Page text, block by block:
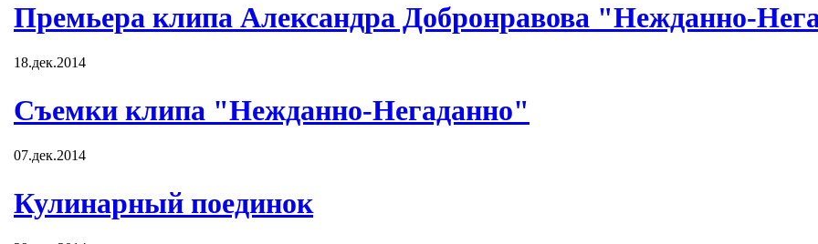
Премьера клипа Александра Добронравова "Нежданно-
18.дек.2014
Съемки клипа "Нежданно-Негаданно"
07.дек.2014
Кулинарный поединок